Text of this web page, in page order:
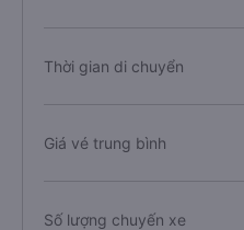
Thời gian di chuyển
Giá vé trung bình
Số lượng chuyến xe